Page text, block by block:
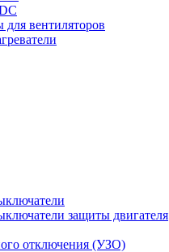
вентиляторов
защиты двигателя
отключения (УЗО)